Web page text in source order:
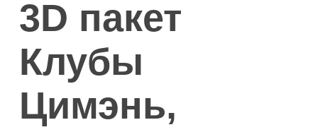
3D пакет
Клубы
Цимэнь,